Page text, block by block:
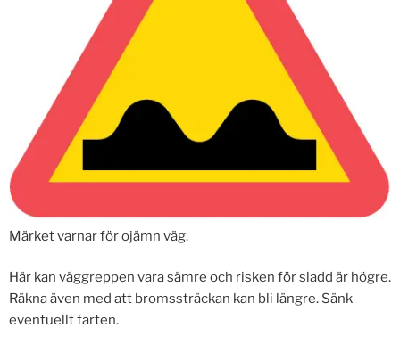
Märket varnar för ojämn väg.
Här kan väggreppen vara sämre och risken för sladd är högre.
Räkna även med att bromssträckan kan bli längre. Sänk
eventuellt farten.